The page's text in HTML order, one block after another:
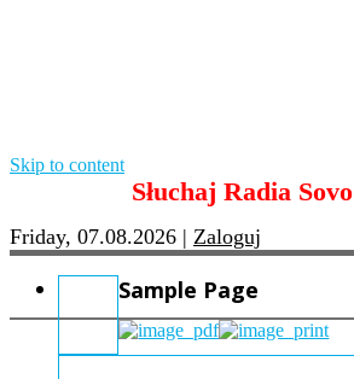
Skip to content
Słuchaj Radia Sovo
Friday, 07.08.2026 | Zaloguj
Sample Page